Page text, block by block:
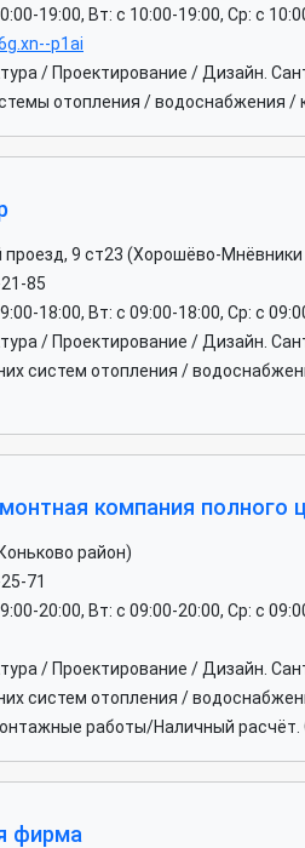
19:00, Вт: c 10:00-19:00, Ср: c
p1ai
/ Проектирование / Дизайн.
отопления / водоснабжения /
проезд, 9 ст23 (Хорошёво-Мнёвники
85
18:00, Вт: c 09:00-18:00, Ср: c
/ Проектирование / Дизайн.
систем отопления /
компания полного
район)
71
20:00, Вт: c 09:00-20:00, Ср: c
/ Проектирование / Дизайн.
систем отопления /
работы/Наличный расчёт.
фирма